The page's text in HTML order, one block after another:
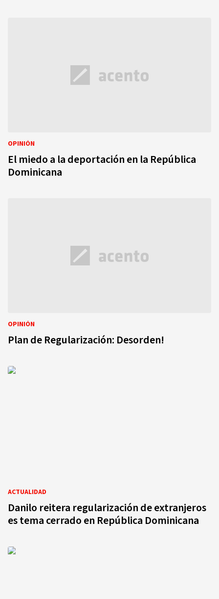
OPINIÓN
El miedo a la deportación en la República
Dominicana
OPINIÓN
Plan de Regularización: Desorden!
ACTUALIDAD
Danilo reitera regularización de extranjeros
es tema cerrado en República Dominicana